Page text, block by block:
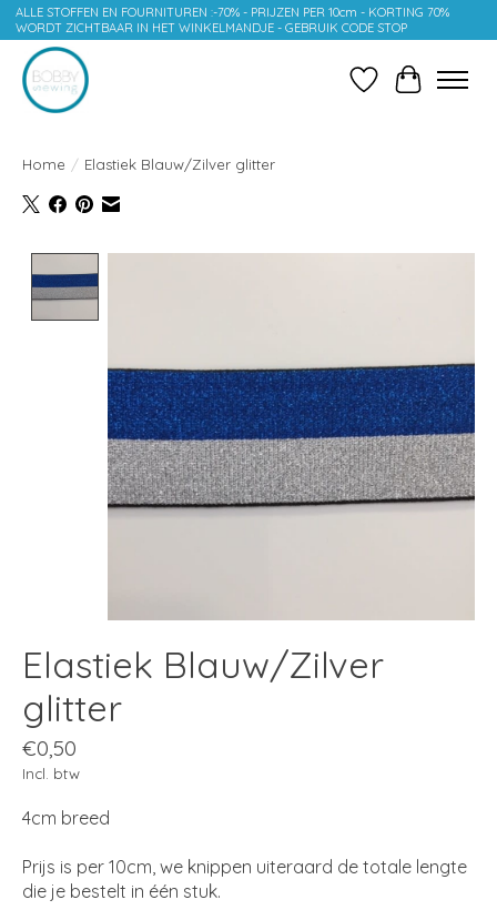
ALLE STOFFEN EN FOURNITUREN :-70% - PRIJZEN PER 10cm - KORTING 70%
WORDT ZICHTBAAR IN HET WINKELMANDJE - GEBRUIK CODE STOP
Verlanglijst
Home / Elastiek Blauw/Zilver glitter
Elastiek Blauw/Zilver
glitter
€0,50
Incl. btw
4cm breed
Prijs is per 10cm, we knippen uiteraard de totale lengte
die je bestelt in één stuk.